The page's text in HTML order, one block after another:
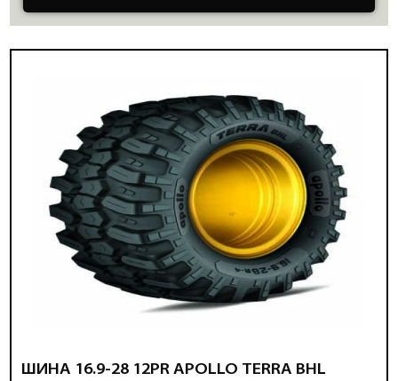
ШИНА 16.9-28 12PR APOLLO TERRA BHL